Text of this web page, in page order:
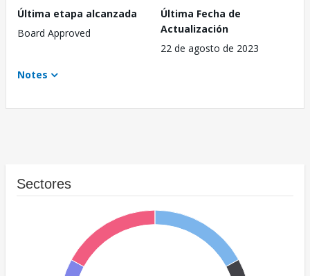
Última etapa alcanzada
Board Approved
Última Fecha de
Actualización
22 de agosto de 2023
Notes
Sectores